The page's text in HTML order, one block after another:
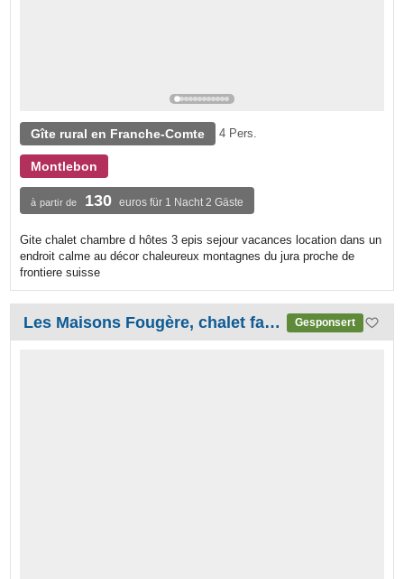
Gîte rural en Franche-Comte 4 Pers.
Montlebon
à partir de 130 euros für 1 Nacht 2 Gäste
Gite chalet chambre d hôtes 3 epis sejour vacances location dans un
endroit calme au décor chaleureux montagnes du jura proche de
frontiere suisse
Les Maisons Fougère, chalet familial et nature Gesponsert